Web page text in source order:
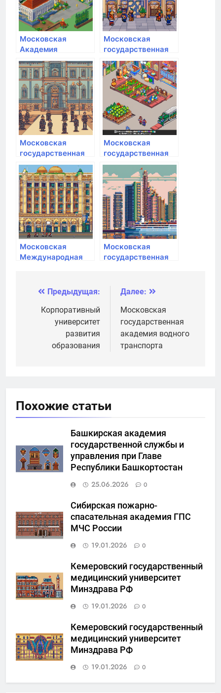
Московская
Академия
Профессиональных
Компетенций
Московская
государственная
академия
ветеринарной
медицины и
биотехнологии им.
К.И. Скрябина
Московская
государственная
академия
физической
культуры
Московская
государственная
академия
ветеринарной
медицины и
биотехнологии им.
К.И. Скрябина
Московская
Международная
Московская
государственная
Навигация
записям
Предыдущая:
Корпоративный
университет
развития
образования
Далее:
Московская
государственная
академия водного
транспорта
Похожие статьи
Башкирская академия
государственной службы и
управления при Главе
Республики Башкортостан
25.06.2026
0
Сибирская пожарно-
спасательная академия ГПС
МЧС России
19.01.2026
0
Кемеровский государственный
медицинский университет
Минздрава РФ
19.01.2026
0
Кемеровский государственный
медицинский университет
Минздрава РФ
19.01.2026
0